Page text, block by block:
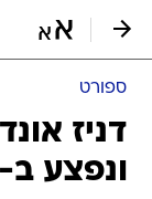
ספורט
דניז
ונפצע ב-0:4 של גרמניה